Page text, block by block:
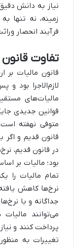
نیاز به دانش
زمینه، نه تنها
فرآیند انحصار
تفاوت
لازم‌الاجرا بود
قوانین جدیدی
قانون قدیم و اگر
در قانون قدیم،
بود؛ مالیات بر
تمام مالیات را
نرخ‌ها کاهش
جداگانه و با
می‌توانند
پرداخت کنند و
تغییرات به